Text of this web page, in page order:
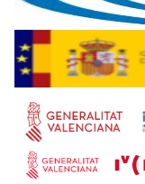
Jordi Garcia
Junto a las
El próximo
Pablo Oliete ,